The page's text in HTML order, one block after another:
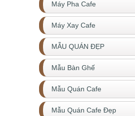
Máy Pha Cafe
Máy Xay Cafe
MẪU QUÁN ĐẸP
Mẫu Bàn Ghế
Mẫu Quán Cafe
Mẫu Quán Cafe Đẹp